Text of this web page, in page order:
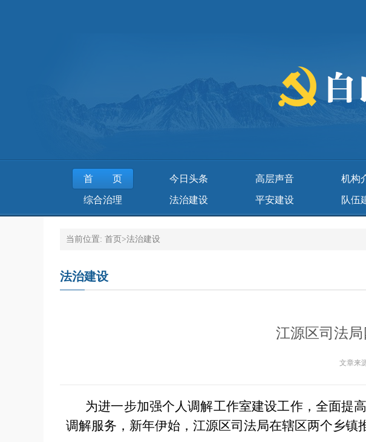
首页 今日头条 高层声音 机构
综合治理 法治建设 平安建设 队伍
当前位置: 首页 >法治建设
法治建设
江源区司法
文章来
为进一步加强个人调解工作室建设工作，全面提高
调解服务 ，新年伊始， 江源区司法局在辖区两个乡镇